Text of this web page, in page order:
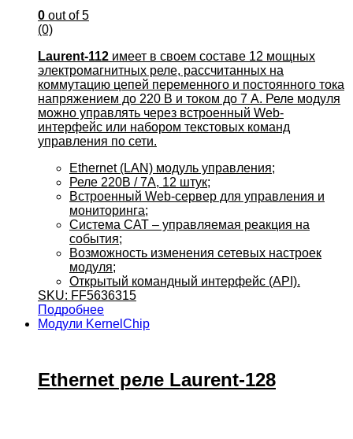
0 out of 5
(0)
Laurent-112 имеет в своем составе 12 мощных
электромагнитных реле, рассчитанных на
коммутацию цепей переменного и постоянного тока
напряжением до 220 В и током до 7 А. Реле модуля
можно управлять через встроенный Web-
интерфейс или набором текстовых команд
управления по сети.
Ethernet (LAN) модуль управления;
Реле 220В / 7А, 12 штук;
Встроенный Web-сервер для управления и
мониторинга;
Система CAT – управляемая реакция на
события;
Возможность изменения сетевых настроек
модуля;
Открытый командный интерфейс (API).
SKU: FF5636315
Подробнее
Модули KernelChip
Ethernet реле Laurent-128